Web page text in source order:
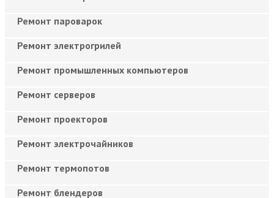
Ремонт пароварок
Ремонт электрогрилей
Ремонт промышленных компьютеров
Ремонт серверов
Ремонт проекторов
Ремонт электрочайников
Ремонт термопотов
Ремонт блендеров